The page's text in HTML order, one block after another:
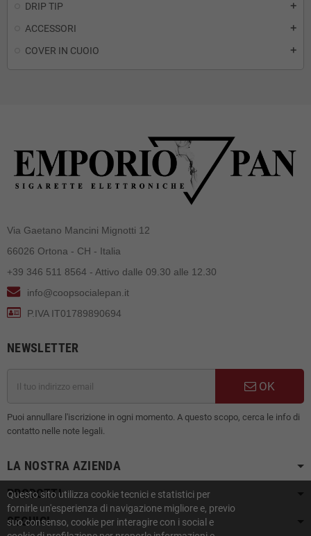
DRIP TIP add
ACCESSORI add
COVER IN CUOIO add
Via Gaetano Mancini Mignotti 12
66026 Ortona - CH - Italia
+39 346 511 8564 - Attivo dalle 09.30 alle 12.30
info@coopsocialepan.it
P.IVA IT01789890694
NEWSLETTER
OK
Puoi annullare l'iscrizione in ogni momento. A questo scopo, cerca le info di
contatto nelle note legali.
LA NOSTRA AZIENDA
PRODOTTI
SEGUICI
Questo sito utilizza cookie tecnici e statistici per
fornirle un'esperienza di navigazione migliore e, previo
suo consenso, cookie per interagire con i social e